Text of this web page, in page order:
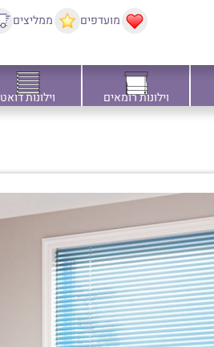
מועדפים ממליצים
וילונות רומאים וילונות דואט